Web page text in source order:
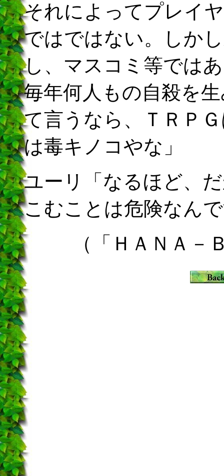
それによってプレイ
ではではない。しか
し、マスコミ等では
毎年何人もの自殺を
て言うなら、ＴＲＰ
は毒キノコやな」
ユーリ「なるほど、
こむことは危険なん
（「ＨＡＮＡ